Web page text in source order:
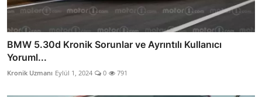
BMW 5.30d Kronik Sorunlar ve Ayrıntılı Kullanıcı
Yoruml...
Kronik Uzmanı Eylül 1, 2024 0 791